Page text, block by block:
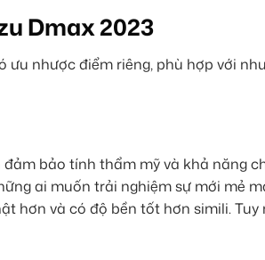
Dmax 2023
nhược điểm riêng, phù hợp với
bảo tính thẩm mỹ và khả năng
ai muốn trải nghiệm sự mới mẻ
hơn và có độ bền tốt hơn simili. Tuy